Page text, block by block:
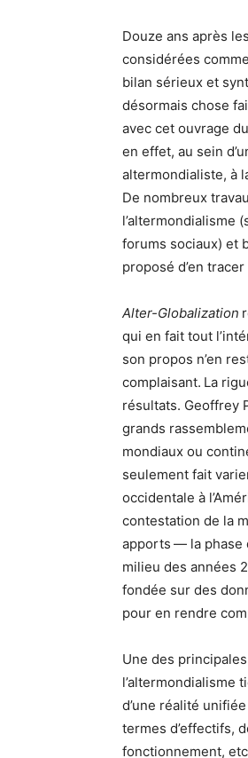
Douze ans après
considérées
bilan sérieux et
désormais chose
avec cet ouvrage
en effet, au sein
altermondialiste, à
De nombreux
l’altermondialisme
forums sociaux) et
proposé d’en
Alter-Globalization
qui en fait tout
son propos n’en
complaisant. La
résultats. Geoffrey
grands
mondiaux ou
seulement fait
occidentale à
contestation de la
apports — la phase
milieu des années
fondée sur des
pour en rendre
Une des
l’altermondialisme
d’une réalité
termes d’effectifs,
fonctionnement,